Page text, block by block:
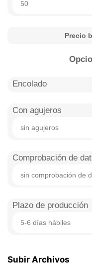
50
Precio
Encolado
Con agujeros
sin agujeros
Comprobación de
sin comprobación de
Plazo de producción
5-6 días hábiles
Subir Archivos